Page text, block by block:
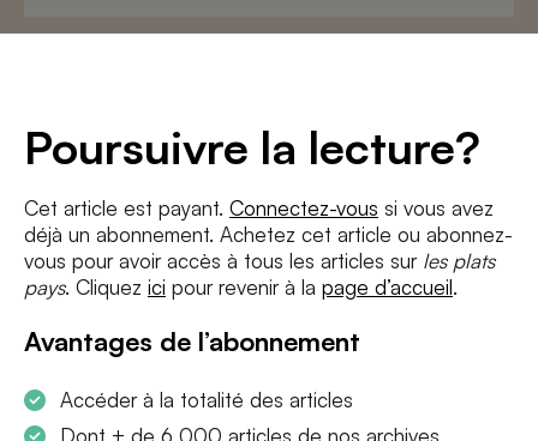
Poursuivre la lecture?
Cet article est payant. Connectez-vous si vous avez
déjà un abonnement. Achetez cet article ou abonnez-
vous pour avoir accès à tous les articles sur les plats
pays. Cliquez ici pour revenir à la page d’accueil.
Avantages de l’abonnement
Accéder à la totalité des articles
Dont + de 6 000 articles de nos archives
J'accepte les termes et conditions etla politique de confidentialité
S'INSCRIRE